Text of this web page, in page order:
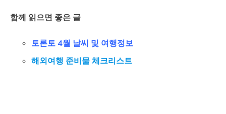
함께 읽으면 좋은 글
토론토 4월 날씨 및 여행정보
해외여행 준비물 체크리스트